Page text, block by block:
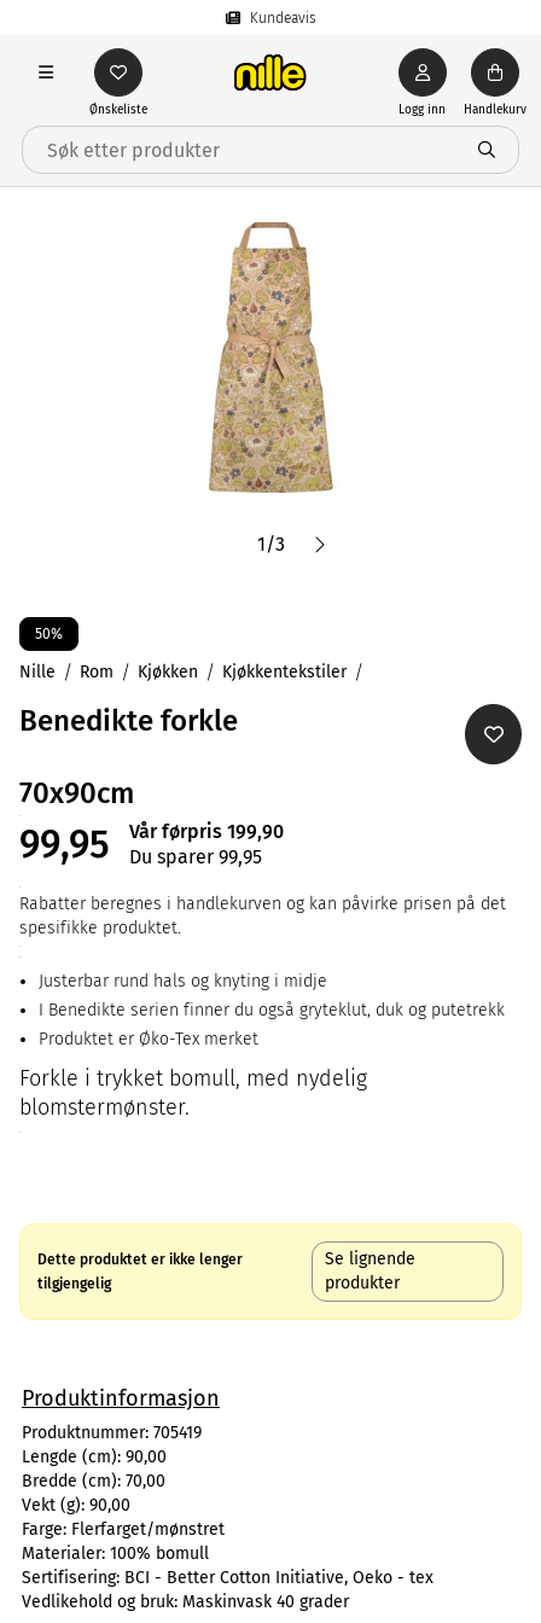
Kundeavis
Ønskeliste Logg inn Handlekurv
1/3
50%
Nille Rom Kjøkken Kjøkkentekstiler
Benedikte forkle
70x90cm
99,95
Vår førpris 199,90
Du sparer 99,95
Rabatter beregnes i handlekurven og kan påvirke prisen på det
spesifikke produktet.
Justerbar rund hals og knyting i midje
I Benedikte serien finner du også gryteklut, duk og putetrekk
Produktet er Øko-Tex merket
Forkle i trykket bomull, med nydelig
blomstermønster.
Dette produktet er ikke lenger
tilgjengelig
Se lignende
produkter
Produktinformasjon
Produktnummer: 705419
Lengde (cm): 90,00
Bredde (cm): 70,00
Vekt (g): 90,00
Farge: Flerfarget/mønstret
Materialer: 100% bomull
Sertifisering: BCI - Better Cotton Initiative, Oeko - tex
Vedlikehold og bruk: Maskinvask 40 grader